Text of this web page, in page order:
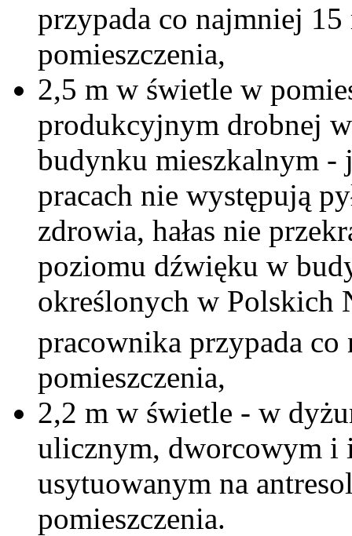
przypada co najmniej 15
pomieszczenia,
2,5 m w świetle w
produkcyjnym drobnej
budynku mieszkalnym
pracach nie występują
zdrowia, hałas nie
poziomu dźwięku w
określonych w Polskich
pracownika przypada
pomieszczenia,
2,2 m w świetle - w
ulicznym, dworcowym i
usytuowanym na
pomieszczenia.